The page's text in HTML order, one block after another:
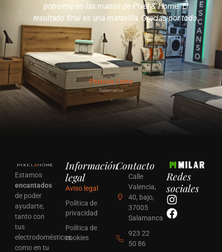
Patricia Curto
Salamanca
ponerme en las manos de Pixel & Home. El
resultado final es una maravilla. Gracias por todo.
Estamos
encantados
de poder
ayudarte,
tanto con
tus
electrodomésticos
como en tu
Información
legal
Aviso legal
Política de
privacidad
Política de
cookies
Contacto
Calle
Valencia,
40, bajo,
37005
Salamanca
923 22
50 86
Redes
sociales